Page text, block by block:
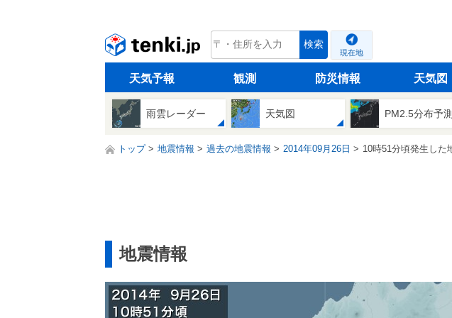
tenki.jp 検索
現在地
天気予報 観測 防災情報 天気図
雨雲レーダー 天気図 PM2.5分布予測
トップ 地震情報 過去の地震情報 2014年09月26日 10時51分頃発生した
地震情報